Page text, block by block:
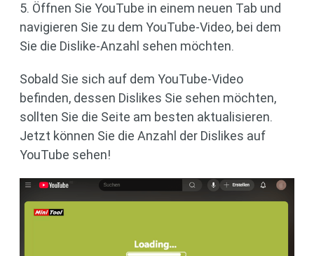
5. Öffnen Sie YouTube in einem neuen Tab und
navigieren Sie zu dem YouTube-Video, bei dem
Sie die Dislike-Anzahl sehen möchten.
Sobald Sie sich auf dem YouTube-Video
befinden, dessen Dislikes Sie sehen möchten,
sollten Sie die Seite am besten aktualisieren.
Jetzt können Sie die Anzahl der Dislikes auf
YouTube sehen!